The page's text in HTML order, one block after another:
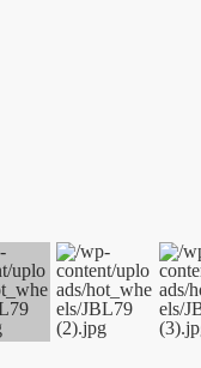
© 2026 Mattel. All Rights Reserved.
page top